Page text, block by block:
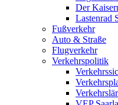
Der
Lastenrad
Fußverkehr
Auto & Straße
Flugverkehr
Verkehrspolitik